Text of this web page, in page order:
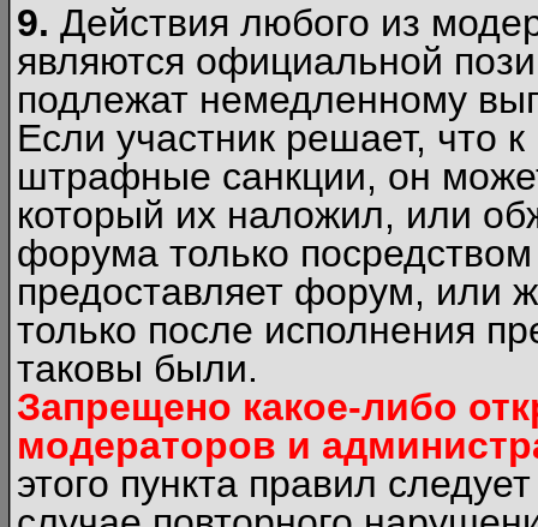
9. Действия любого из
являются официальной
подлежат немедленному
Если участник решает, что
штрафные санкции, он
который их наложил, или
форума только
предоставляет форум, или
только после исполнения
таковы были.
Запрещено какое-либо
модераторов и
этого пункта правил